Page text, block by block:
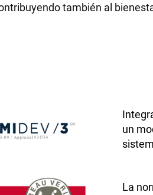
también al
un
La